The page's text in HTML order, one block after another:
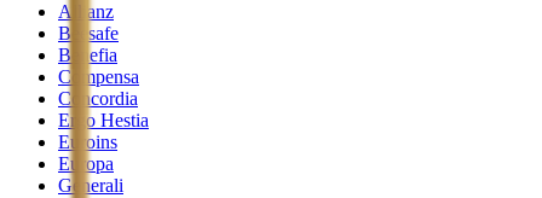
Allianz
Beesafe
Benefia
Compensa
Concordia
Ergo Hestia
Euroins
Europa
Generali